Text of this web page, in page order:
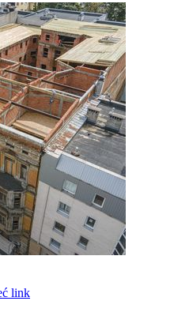
link